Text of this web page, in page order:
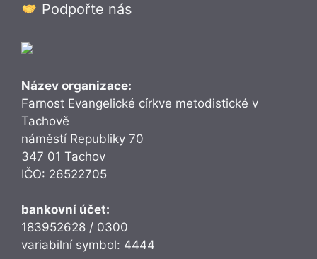
Podpořte nás
Název organizace:
Farnost Evangelické církve metodistické v
Tachově
náměstí Republiky 70
347 01 Tachov
IČO: 26522705
bankovní účet:
183952628 / 0300
variabilní symbol: 4444